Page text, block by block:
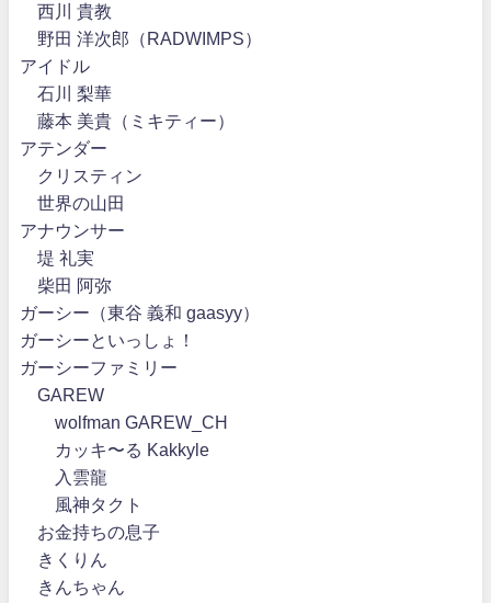
西川 貴教
野田 洋次郎（RADWIMPS）
アイドル
石川 梨華
藤本 美貴（ミキティー）
アテンダー
クリスティン
世界の山田
アナウンサー
堤 礼実
柴田 阿弥
ガーシー（東谷 義和 gaasyy）
ガーシーといっしょ！
ガーシーファミリー
GAREW
wolfman GAREW_CH
カッキ〜る Kakkyle
入雲龍
風神タクト
お金持ちの息子
きくりん
きんちゃん